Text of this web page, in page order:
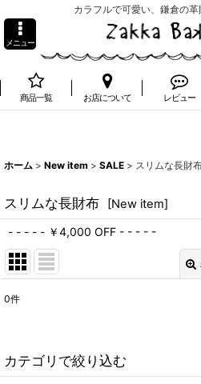
カラフルで可愛い、鎌倉の
メニュー
商品一覧 お店について レビュー
ホーム > New item > SALE > スリムな長財
スリムな長財布 [New item]
- - - - - ￥4,000 OFF - - - - -
並び順
0件
カテゴリで絞り込む